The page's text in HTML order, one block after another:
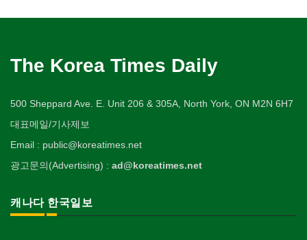
The Korea Times Daily
500 Sheppard Ave. E. Unit 206 & 305A, North York, ON M2N 6H7
대표메일/기사제보
Email : public@koreatimes.net
광고문의(Advertising) : ad@koreatimes.net
캐나다 한국일보